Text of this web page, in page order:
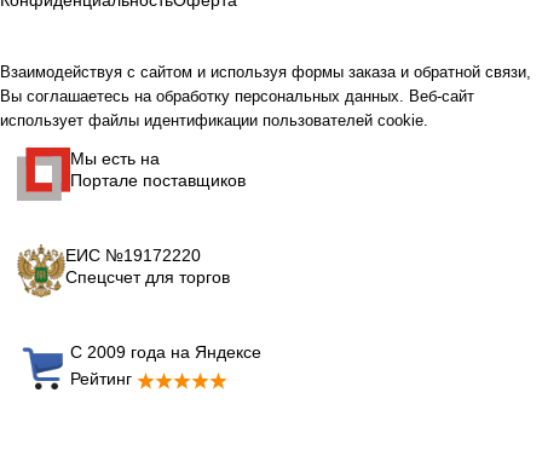
Взаимодействуя с сайтом и используя формы заказа и обратной связи,
Вы соглашаетесь на обработку персональных данных. Веб-сайт
использует файлы идентификации пользователей cookie.
Мы есть на
Портале поставщиков
ЕИС №19172220
Спецсчет для торгов
С 2009 года на Яндексе
Рейтинг